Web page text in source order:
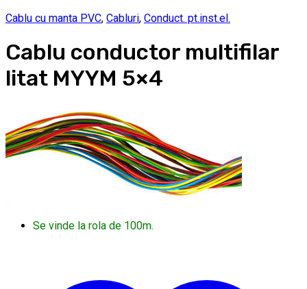
Cablu cu manta PVC, Cabluri, Conduct. pt.inst.el.
Cablu conductor multifilar
litat MYYM 5×4
Se vinde la rola de 100m.